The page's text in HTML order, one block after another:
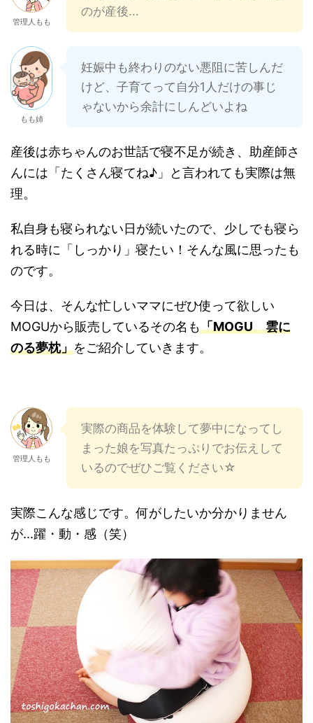
管理人もも
のが産後...
もも姉
妊娠中も終わりのない悪阻に苦しんだ
けど、子育てって自分1人だけの事じ
ゃないから余計にしんどいよね
産後は赤ちゃんのお世話で寝不足が続き、助産師さ
んには「たくさん寝てね♪」と言われても実際は無
理。
私自身も寝られない日が続いたので、少しでも寝ら
れる時に「しっかり」寝たい！そんな風に思ったも
のです。
今日は、そんな忙しいママにぜひ使って欲しい
MOGUから販売しているその名も「MOGU 雲に
のる夢枕」をご紹介していきます。
管理人もも
実際の商品を体験して夢中になってし
まった娘を写真たっぷりでお伝えして
いるのでぜひご覧ください☆
実際こんな感じです。何がしたいか分かりません
が...躍・動・感（笑）